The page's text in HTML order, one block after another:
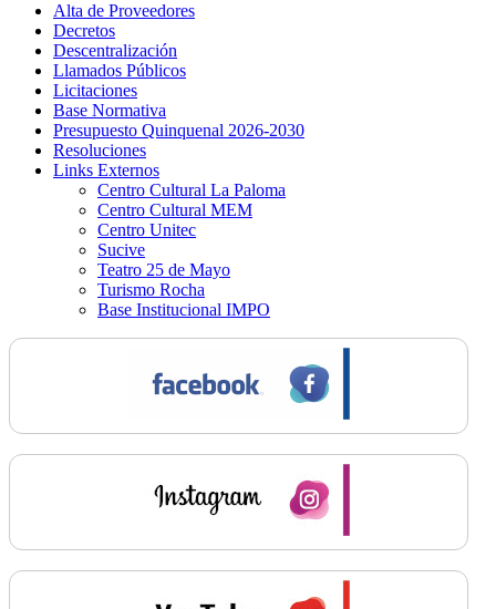
Alta de Proveedores
Decretos
Descentralización
Llamados Públicos
Licitaciones
Base Normativa
Presupuesto Quinquenal 2026-2030
Resoluciones
Links Externos
Centro Cultural La Paloma
Centro Cultural MEM
Centro Unitec
Sucive
Teatro 25 de Mayo
Turismo Rocha
Base Institucional IMPO